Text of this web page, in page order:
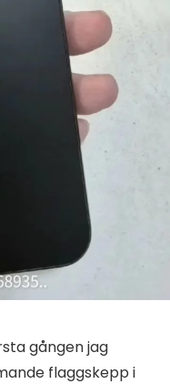
gången jag
flaggskepp i